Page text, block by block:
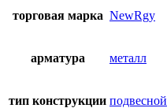
торговая марка NewRgy
арматура металл
тип конструкции подвесной